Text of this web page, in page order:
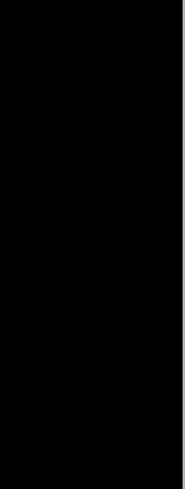
con
las
un clásico
para debatir
de acción
te pierdas